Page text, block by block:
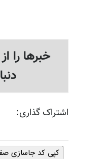
خبرها را
اشتراک گذاری:
کپی کد جاسازی